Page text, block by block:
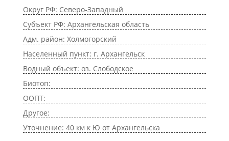
Округ РФ: Северо-Западный
Субъект РФ: Архангельская область
Адм. район: Холмогорский
Населенный пункт: г. Архангельск
Водный объект: оз. Слободское
Биотоп:
ООПТ:
Другое:
Уточнение: 40 км к Ю от Архангельска